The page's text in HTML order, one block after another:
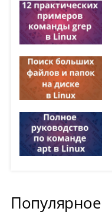
Популярное